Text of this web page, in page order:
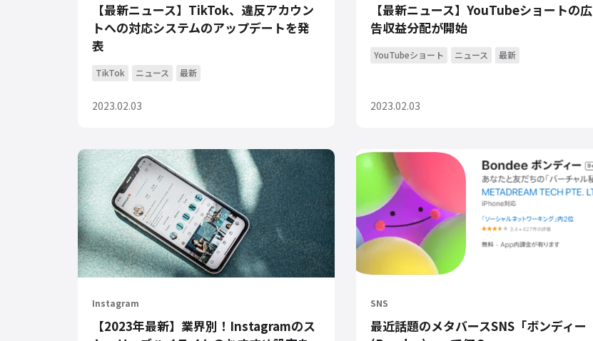
【最新ニュース】TikTok、違反アカウン
トへの対応システムのアップデートを発
表
TikTok ニュース 最新
2023.02.03
【最新ニュース】YouTubeショートの広
告収益分配が開始
YouTubeショート ニュース 最新
2023.02.03
Instagram
【2023年最新】業界別！Instagramのス
SNS
最近話題のメタバースSNS「ボンディー